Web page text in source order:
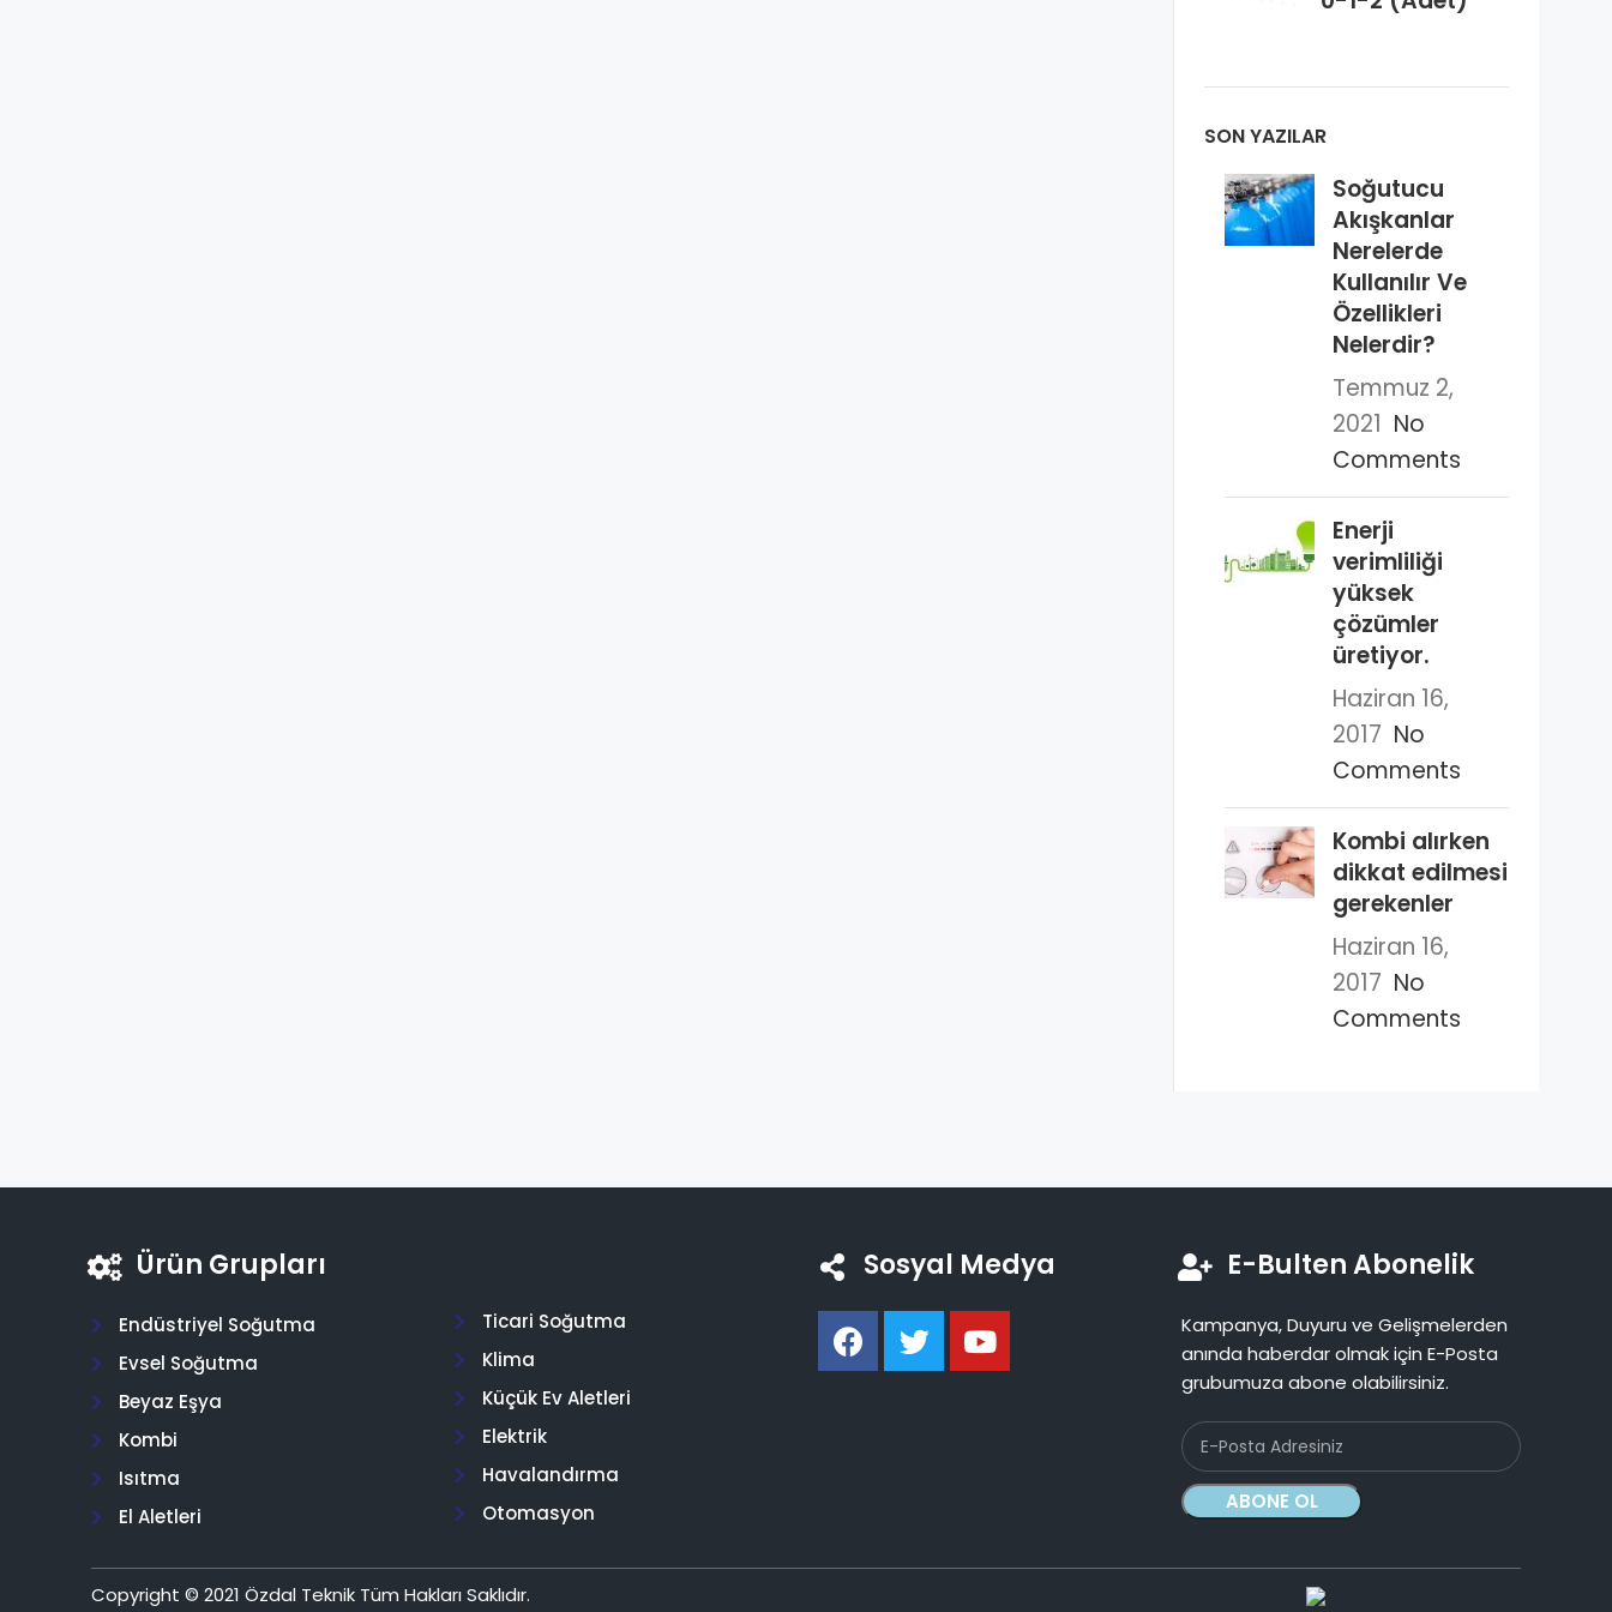
SON YAZILAR
Soğutucu
Akışkanlar
Nerelerde
Kullanılır Ve
Özellikleri
Nelerdir?
Temmuz 2,
2021 No
Comments
Enerji
verimliliği
yüksek
çözümler
üretiyor.
Haziran 16,
2017 No
Comments
Kombi alırken
dikkat edilmesi
gerekenler
Haziran 16,
2017 No
Comments
Ürün Grupları
Endüstriyel Soğutma
Evsel Soğutma
Beyaz Eşya
Kombi
Isıtma
El Aletleri
Ticari Soğutma
Klima
Küçük Ev Aletleri
Elektrik
Havalandırma
Otomasyon
Sosyal Medya E-Bulten Abonelik
Kampanya, Duyuru ve Gelişmelerden
anında haberdar olmak için E-Posta
grubumuza abone olabilirsiniz.
Copyright © 2021 Özdal Teknik Tüm Hakları Saklıdır.